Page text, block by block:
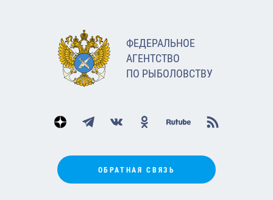
ФЕДЕРАЛЬНОЕ
АГЕНТСТВО
ПО РЫБОЛОВСТВУ
ОБРАТНАЯ СВЯЗЬ